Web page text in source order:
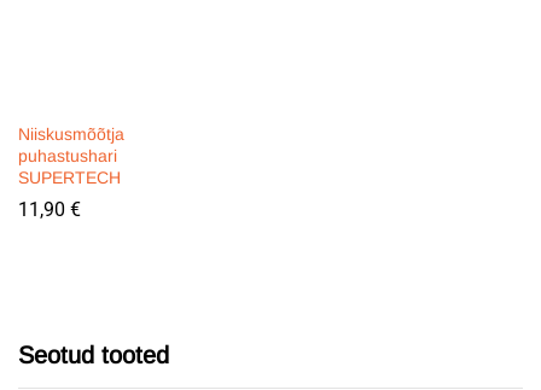
Niiskusmõõtja
puhastushari
SUPERTECH
11,90 €
Seotud tooted